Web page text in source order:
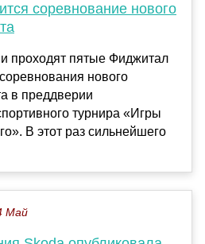
соревнование нового
проходят пятые Фиджитал
нового
в преддверии
турнира «Игры
В этот раз сильнейшего
Май